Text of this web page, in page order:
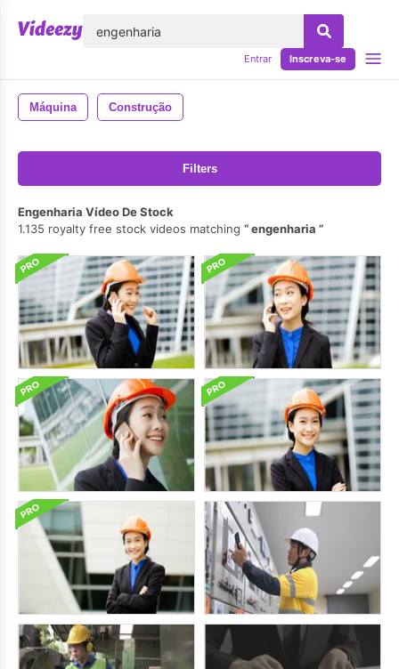
Entrar Inscreva-se
Máquina Construção
Filters
Engenharia Vídeo De Stock
1.135 royalty free stock videos matching
engenharia